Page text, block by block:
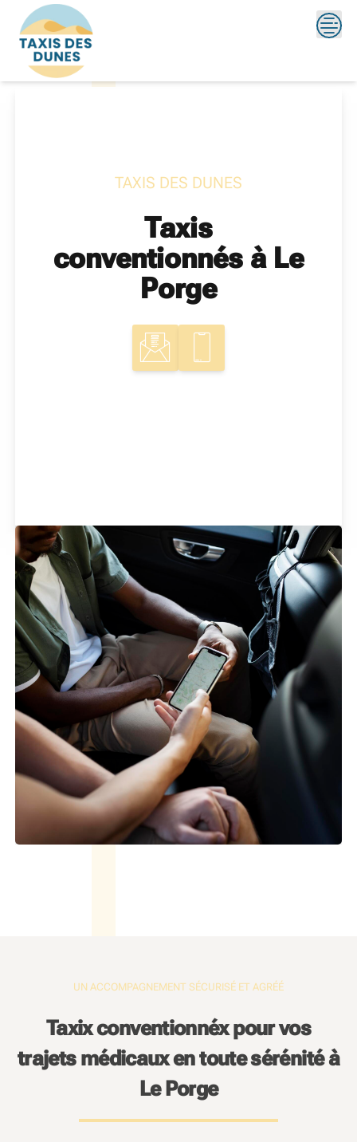
content
TAXIS DES DUNES
Taxis
conventionnés à Le
Porge
UN ACCOMPAGNEMENT SÉCURISÉ ET AGRÉÉ
Taxix conventionnéx pour vos
trajets médicaux en toute sérénité à
Le Porge